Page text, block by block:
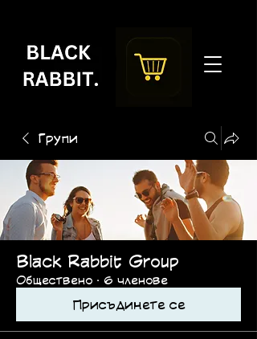
Групи
Black Rabbit Group
Обществено · 6 членове
Присъдинете се